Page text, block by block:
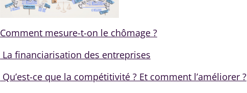
Comment mesure-t-on le chômage ?
La financiarisation des entreprises
Qu’est-ce que la compétitivité ? Et comment l’améliorer ?